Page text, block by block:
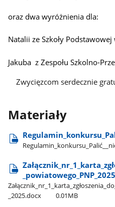
oraz dwa wyróżnienia dla:
Natalii ze Szkoły Podstawowej
Jakuba z Zespołu Szkolno-
Zwycięzcom serdecznie
Materiały
_powiatowego​_PNP​_2025
_2025.docx
0.01MB